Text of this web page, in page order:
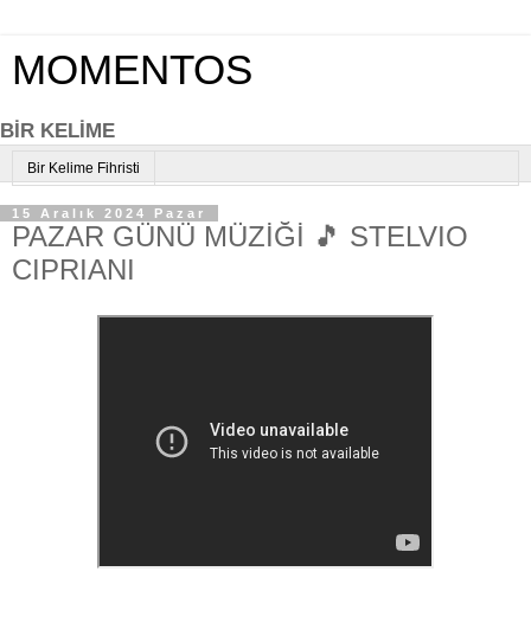
MOMENTOS
BİR KELİME
Bir Kelime Fihristi
15 Aralık 2024 Pazar
PAZAR GÜNÜ MÜZİĞİ 🎵 STELVIO
CIPRIANI